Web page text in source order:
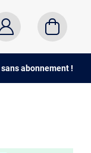
sans abonnement !